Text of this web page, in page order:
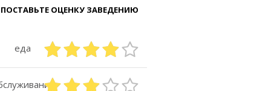
ПОСТАВЬТЕ ОЦЕНКУ ЗАВЕДЕНИЮ
еда